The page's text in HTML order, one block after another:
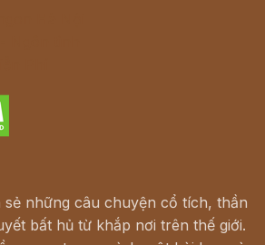
sẻ những câu chuyện cổ tích, thần
bất hủ từ khắp nơi trên thế giới.